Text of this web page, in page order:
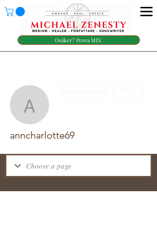
Osäker? Prova MIX
anncharlotte69
anncharlotte69